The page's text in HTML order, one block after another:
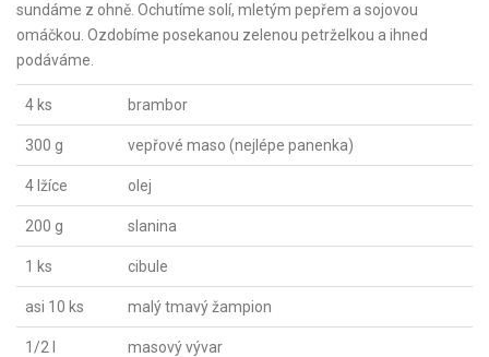
sundáme z ohně. Ochutíme solí, mletým pepřem a sojovou
omáčkou. Ozdobíme posekanou zelenou petrželkou a ihned
podáváme.
4 ks brambor
300 g vepřové maso (nejlépe panenka)
4 lžíce olej
200 g slanina
1 ks cibule
asi 10 ks malý tmavý žampion
1/2 l masový vývar